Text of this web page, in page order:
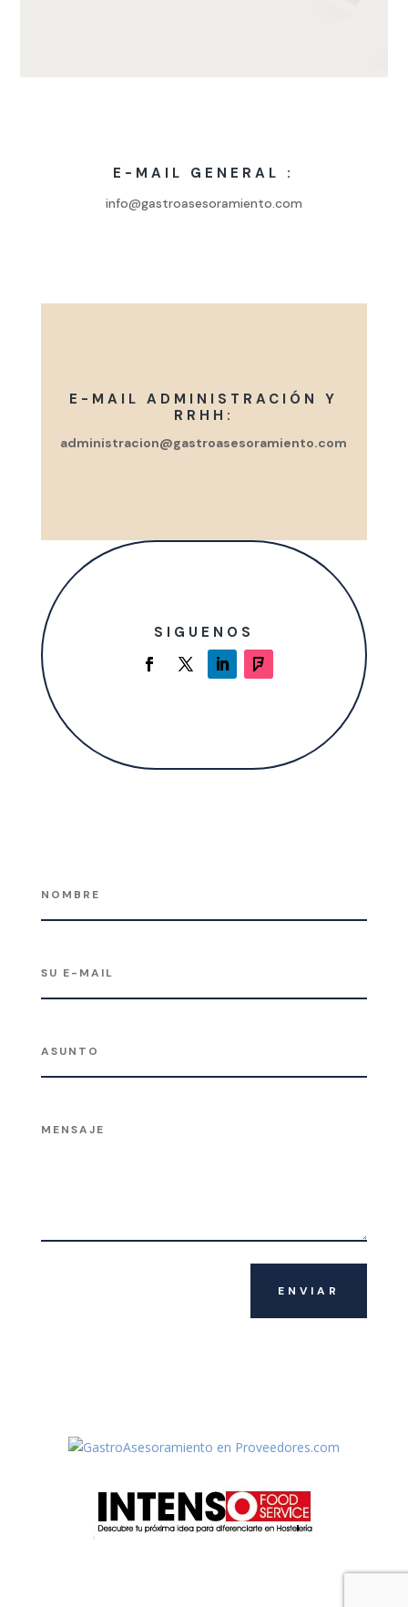
E-MAIL GENERAL :
info@gastroasesoramiento.com
E-MAIL ADMINISTRACIÓN Y
RRHH:
administracion@gastroasesoramiento.com
SIGUENOS
ENVIAR